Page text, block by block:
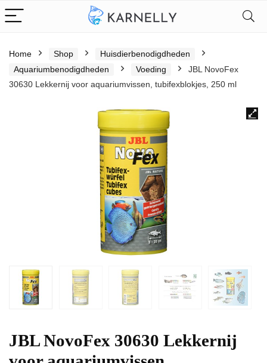
Home Shop
Huisdierbenodigdheden
Aquariumbenodigdheden
Voeding
JBL NovoFex
30630 Lekkernij voor aquariumvissen, tubifexblokjes, 250 ml
JBL NovoFex 30630 Lekkernij